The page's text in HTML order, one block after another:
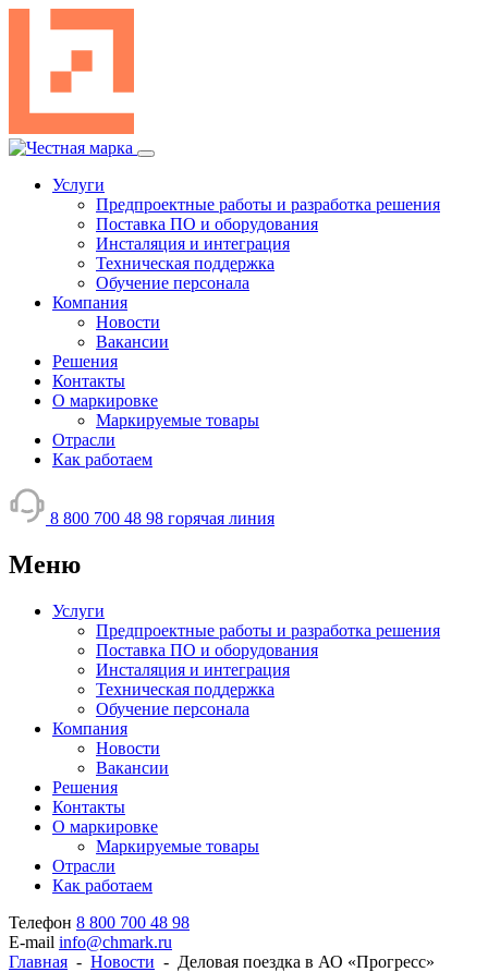
содержимому
Услуги
Предпроектные работы и разработка решения
Поставка ПО и оборудования
Инсталяция и интеграция
Техническая поддержка
Обучение персонала
Компания
Новости
Вакансии
Решения
Контакты
О маркировке
Маркируемые товары
Отрасли
Как работаем
8 800 700 48 98 горячая линия
Меню
Услуги
Предпроектные работы и разработка решения
Поставка ПО и оборудования
Инсталяция и интеграция
Техническая поддержка
Обучение персонала
Компания
Новости
Вакансии
Решения
Контакты
О маркировке
Маркируемые товары
Отрасли
Как работаем
Телефон 8 800 700 48 98
E-mail info@chmark.ru
Главная - Новости - Деловая поездка в АО «Прогресс»